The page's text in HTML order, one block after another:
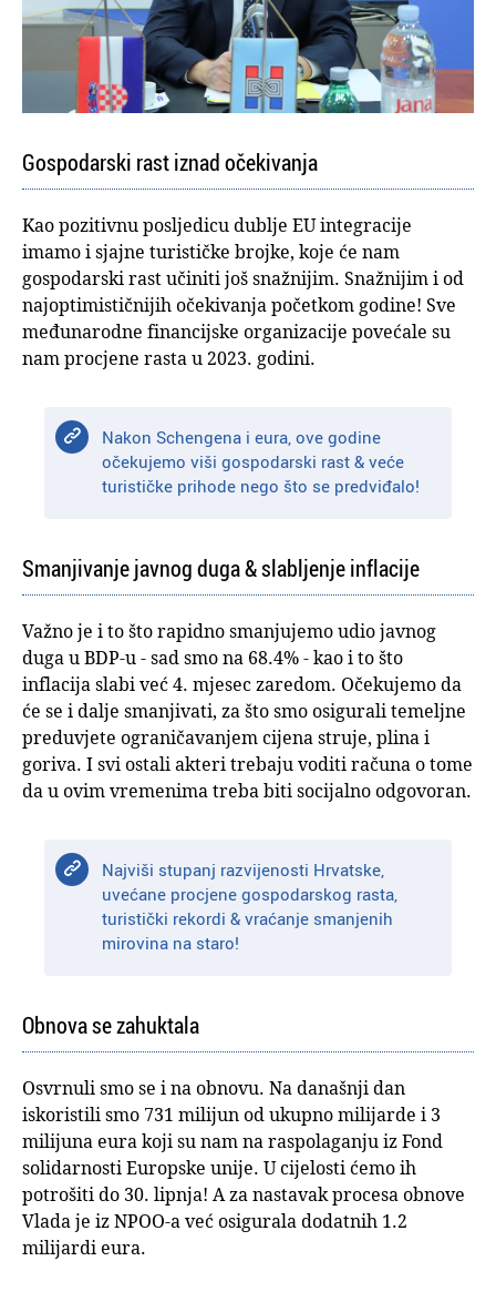
Gospodarski rast iznad očekivanja
Kao pozitivnu posljedicu dublje EU integracije
imamo i sjajne turističke brojke, koje će nam
gospodarski rast učiniti još snažnijim. Snažnijim i od
najoptimističnijih očekivanja početkom godine! Sve
međunarodne financijske organizacije povećale su
nam procjene rasta u 2023. godini.
Nakon Schengena i eura, ove godine
očekujemo viši gospodarski rast & veće
turističke prihode nego što se predviđalo!
Smanjivanje javnog duga & slabljenje inflacije
Važno je i to što rapidno smanjujemo udio javnog
duga u BDP-u - sad smo na 68.4% - kao i to što
inflacija slabi već 4. mjesec zaredom. Očekujemo da
će se i dalje smanjivati, za što smo osigurali temeljne
preduvjete ograničavanjem cijena struje, plina i
goriva. I svi ostali akteri trebaju voditi računa o tome
da u ovim vremenima treba biti socijalno odgovoran.
Najviši stupanj razvijenosti Hrvatske,
uvećane procjene gospodarskog rasta,
turistički rekordi & vraćanje smanjenih
mirovina na staro!
Obnova se zahuktala
Osvrnuli smo se i na obnovu. Na današnji dan
iskoristili smo 731 milijun od ukupno milijarde i 3
milijuna eura koji su nam na raspolaganju iz Fond
solidarnosti Europske unije. U cijelosti ćemo ih
potrošiti do 30. lipnja! A za nastavak procesa obnove
Vlada je iz NPOO-a već osigurala dodatnih 1.2
milijardi eura.